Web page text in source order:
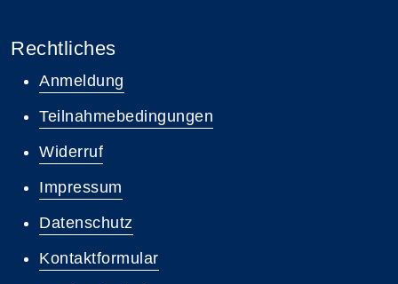
Rechtliches
Anmeldung
Teilnahmebedingungen
Widerruf
Impressum
Datenschutz
Kontaktformular